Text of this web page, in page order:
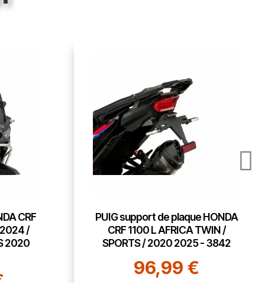
/
3842
AKRAPOVIC HONDA CRF 1100 L
Africa Twin / Adventure Sports /
2024 2026 pot d'échappement